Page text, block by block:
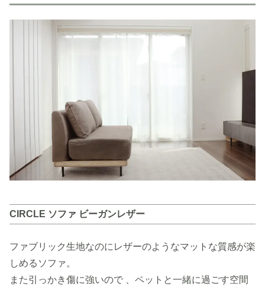
CIRCLE ソファ ビーガンレザー
ファブリック生地なのにレザーのようなマットな質感が楽
しめるソファ。
また引っかき傷に強いので 、ペットと一緒に過ごす空間